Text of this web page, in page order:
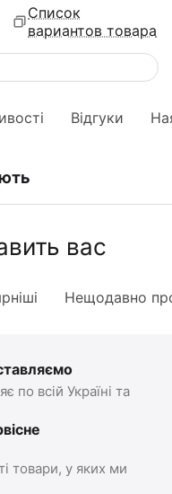
Список
вариантов товара
Відгуки
вас
Нещодавно
по всій Україні та
товари, у яких ми